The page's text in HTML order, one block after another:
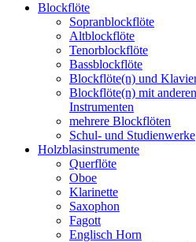
Blockflöte
Sopranblockflöte
Altblockflöte
Tenorblockflöte
Bassblockflöte
Blockflöte(n) und
Blockflöte(n) mit anderen
Instrumenten
mehrere Blockflöten
Schul- und Studienwerke
Holzblasinstrumente
Querflöte
Oboe
Klarinette
Saxophon
Fagott
Englisch Horn